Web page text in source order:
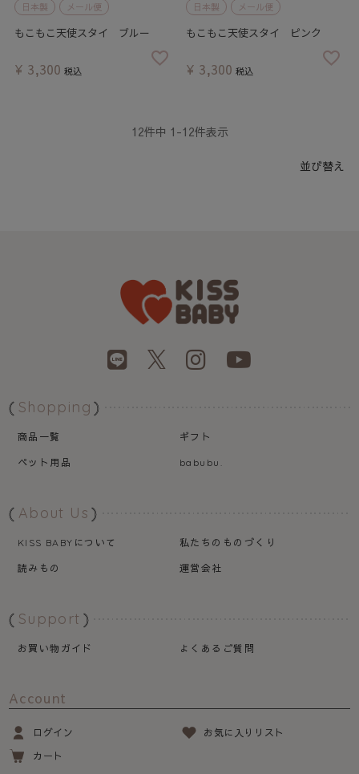
日本製 メール便
もこもこ天使スタイ ブルー
¥ 3,300 税込
日本製 メール便
もこもこ天使スタイ ピンク
¥ 3,300 税込
並び替え
12件中 1 -12件表示
Shopping
商品一覧
ギフト
ペット用品
babubu.
About Us
KISS BABY について
私たちのものづくり
読みもの
運営会社
Support
お買い物ガイド よくあるご質問
Account
ログイン
お気に入りリスト
カート